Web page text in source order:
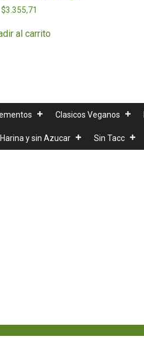
$3.355,71
al carrito
Clasicos Veganos
y sin Azucar Sin Tacc